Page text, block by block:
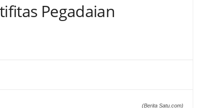
Pegadaian
(Berita Satu.com)